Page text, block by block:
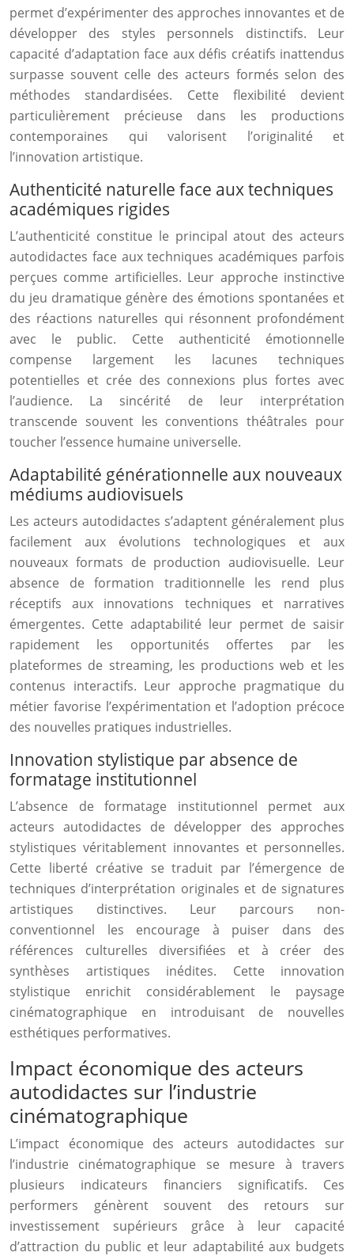
permet d’expérimenter des approches innovantes et de
développer des styles personnels distinctifs. Leur
capacité d’adaptation face aux défis créatifs inattendus
surpasse souvent celle des acteurs formés selon des
méthodes standardisées. Cette flexibilité devient
particulièrement précieuse dans les productions
contemporaines qui valorisent l’originalité et
l’innovation artistique.
Authenticité naturelle face aux techniques
académiques rigides
L’authenticité constitue le principal atout des acteurs
autodidactes face aux techniques académiques parfois
perçues comme artificielles. Leur approche instinctive
du jeu dramatique génère des émotions spontanées et
des réactions naturelles qui résonnent profondément
avec le public. Cette authenticité émotionnelle
compense largement les lacunes techniques
potentielles et crée des connexions plus fortes avec
l’audience. La sincérité de leur interprétation
transcende souvent les conventions théâtrales pour
toucher l’essence humaine universelle.
Adaptabilité générationnelle aux nouveaux
médiums audiovisuels
Les acteurs autodidactes s’adaptent généralement plus
facilement aux évolutions technologiques et aux
nouveaux formats de production audiovisuelle. Leur
absence de formation traditionnelle les rend plus
réceptifs aux innovations techniques et narratives
émergentes. Cette adaptabilité leur permet de saisir
rapidement les opportunités offertes par les
plateformes de streaming, les productions web et les
contenus interactifs. Leur approche pragmatique du
métier favorise l’expérimentation et l’adoption précoce
des nouvelles pratiques industrielles.
Innovation stylistique par absence de
formatage institutionnel
L’absence de formatage institutionnel permet aux
acteurs autodidactes de développer des approches
stylistiques véritablement innovantes et personnelles.
Cette liberté créative se traduit par l’émergence de
techniques d’interprétation originales et de signatures
artistiques distinctives. Leur parcours non-
conventionnel les encourage à puiser dans des
références culturelles diversifiées et à créer des
synthèses artistiques inédites. Cette innovation
stylistique enrichit considérablement le paysage
cinématographique en introduisant de nouvelles
esthétiques performatives.
Impact économique des acteurs
autodidactes sur l’industrie
cinématographique
L’impact économique des acteurs autodidactes sur
l’industrie cinématographique se mesure à travers
plusieurs indicateurs financiers significatifs. Ces
performers génèrent souvent des retours sur
investissement supérieurs grâce à leur capacité
d’attraction du public et leur adaptabilité aux budgets